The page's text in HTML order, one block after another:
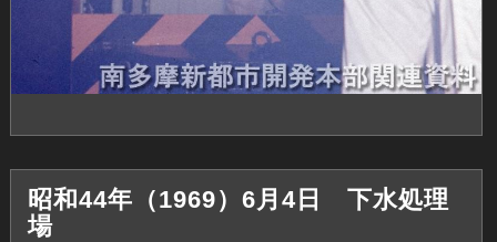
昭和44年（1969）6月4日 下水処理
場